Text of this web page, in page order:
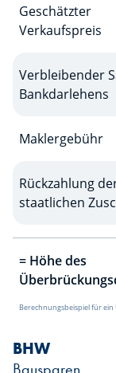
Berechnungsbeispiel für
Geschätzter
Verkaufspreis
Verbleibender
Bankdarlehens
Maklergebühr
Rückzahlung
staatlichen
= Höhe des
BHW